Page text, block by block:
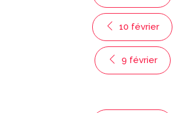
10 février
9 février